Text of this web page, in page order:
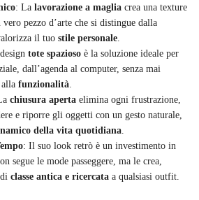
: La lavorazione a maglia crea una texture
pezzo d’arte che si distingue dalla
il tuo stile personale
tote spazioso è la soluzione ideale per
dall’agenda al computer, senza mai
funzionalità
chiusura aperta elimina ogni frustrazione,
e riporre gli oggetti con un gesto naturale,
della vita quotidiana
: Il suo look retrò è un investimento in
segue le mode passeggere, ma le crea,
classe antica e ricercata a qualsiasi outfit.